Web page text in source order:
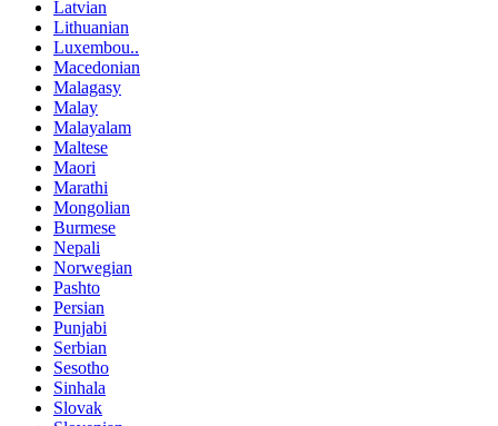
Latvian
Lithuanian
Luxembou..
Macedonian
Malagasy
Malay
Malayalam
Maltese
Maori
Marathi
Mongolian
Burmese
Nepali
Norwegian
Pashto
Persian
Punjabi
Serbian
Sesotho
Sinhala
Slovak